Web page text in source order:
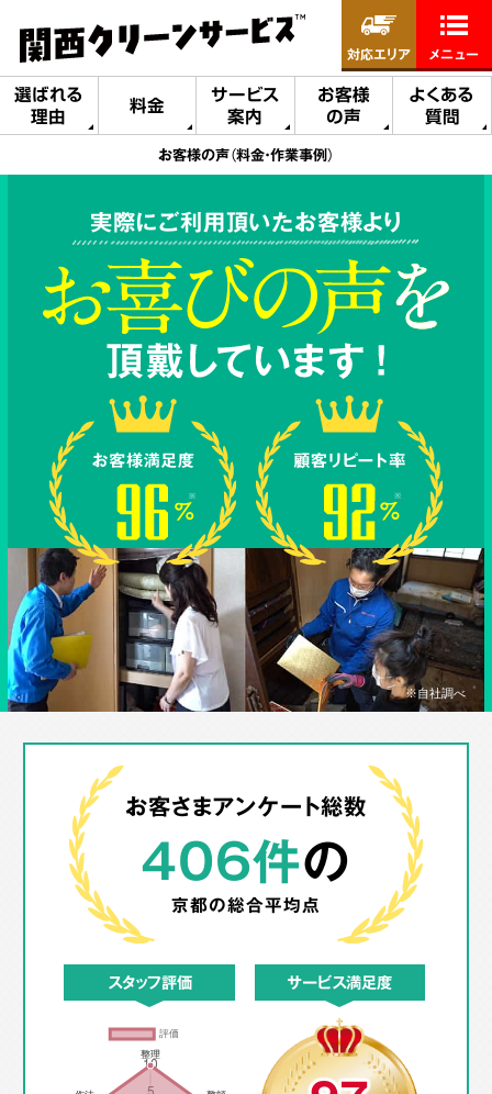
選ばれる
理由
料金
サービス
案内
お客様
の声
よくある
質問
対応エリア メニュー
お客様の声（料金・作業事例）
実際にご利用頂いたお客様より
※自社調べ
お客さまアンケート総数
406件の
京都の総合平均点
スタッフ評価 サービス満足度